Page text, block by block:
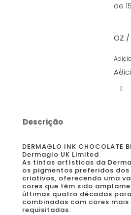
de
OZ /
Descrição
DERMAGLO INK CHOCOLATE
Dermaglo UK Limited
As tintas artísticas da
os pigmentos preferidos
criativos, oferecendo uma
cores que têm sido
últimas quatro décadas
combinadas com cores mais
requisitadas.